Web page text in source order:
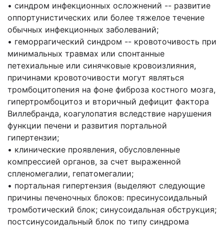
• синдром инфекционных осложнений -- развитие
оппортунистических или более тяжелое течение
обычных инфекционных заболеваний;
• геморрагический синдром -- кровоточивость при
минимальных травмах или спонтанные
петехиальные или синячковые кровоизлияния,
причинами кровоточивости могут являться
тромбоцитопения на фоне фиброза костного мозга,
гипертромбоцитоз и вторичный дефицит фактора
Виллебранда, коагулопатия вследствие нарушения
функции печени и развития портальной
гипертензии;
• клинические проявления, обусловленные
компрессией органов, за счет выраженной
спленомегалии, гепатомегалии;
• портальная гипертензия (выделяют следующие
причины печеночных блоков: пресинусоидальный
тромботический блок; синусоидальная обструкция;
постсинусоидальный блок по типу синдрома